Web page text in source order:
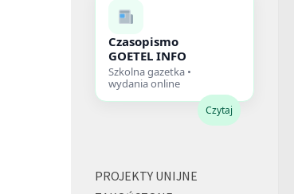
Czasopismo
GOETEL INFO
Szkolna gazetka •
wydania online
Czytaj
PROJEKTY UNIJNE